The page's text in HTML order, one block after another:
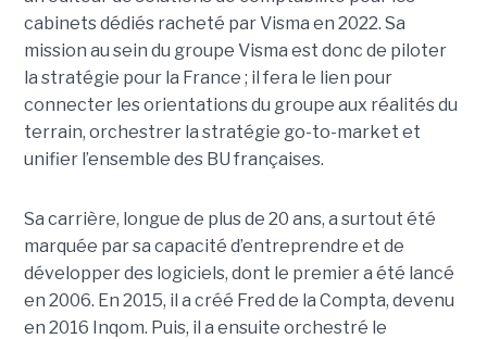
cabinets dédiés racheté par Visma en 2022. Sa
mission au sein du groupe Visma est donc de piloter
la stratégie pour la France ; il fera le lien pour
connecter les orientations du groupe aux réalités du
terrain, orchestrer la stratégie go-to-market et
unifier l’ensemble des BU françaises.
Sa carrière, longue de plus de 20 ans, a surtout été
marquée par sa capacité d’entreprendre et de
développer des logiciels, dont le premier a été lancé
en 2006. En 2015, il a créé Fred de la Compta, devenu
en 2016 Inqom. Puis, il a ensuite orchestré le